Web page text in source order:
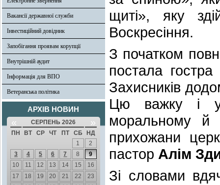
Вакансії державної служби
Інвестиційний довідник
Запобігання проявам корупції
Внутрішній аудит
Інформація для ВПО
Ветеранська політика
АРХІВ НОВИН
« СЕРПЕНЬ 2026 »
ПН ВТ СР ЧТ ПТ СБ
НД
1
2
3
4 5 6 7 8
9
10
11 12 13 14 15
16
17
18 19 20 21 22
23
щиті», яку
Воскресіння.
З початком
постала гостра
Захисників
Цю важку і у
моральному й
прихожани
пастор Алім
Зі словами